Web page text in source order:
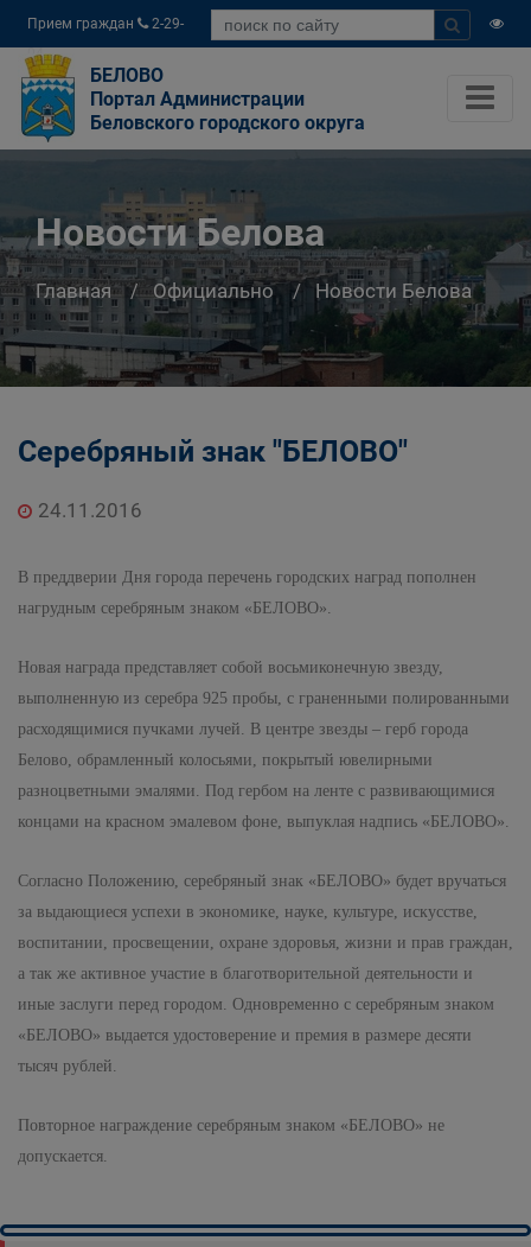
Прием граждан
2-29-
04
БЕЛОВО
Портал Администрации
Беловского городского округа
Новости Белова
Главная Официально Новости Белова
Серебряный знак "БЕЛОВО"
24.11.2016
В преддверии Дня города перечень городских наград пополнен
нагрудным серебряным знаком «БЕЛОВО».
Новая награда представляет собой восьмиконечную звезду,
выполненную из серебра 925 пробы, с граненными полированными
расходящимися пучками лучей. В центре звезды – герб города
Белово, обрамленный колосьями, покрытый ювелирными
разноцветными эмалями. Под гербом на ленте с развивающимися
концами на красном эмалевом фоне, выпуклая надпись «БЕЛОВО».
Согласно Положению, серебряный знак «БЕЛОВО» будет вручаться
за выдающиеся успехи в экономике, науке, культуре, искусстве,
воспитании, просвещении, охране здоровья, жизни и прав граждан,
а так же активное участие в благотворительной деятельности и
иные заслуги перед городом. Одновременно с серебряным знаком
«БЕЛОВО» выдается удостоверение и премия в размере десяти
тысяч рублей.
Повторное награждение серебряным знаком «БЕЛОВО» не
допускается.